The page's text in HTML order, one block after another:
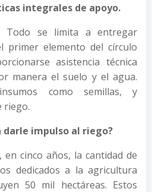
integrales de apoyo.
Todo se limita a entregar
primer elemento del círculo
asistencia técnica
manera el suelo y el agua.
como semillas, y
riego.
darle impulso al riego?
cinco años, la cantidad de
dedicados a la agricultura
50 mil hectáreas. Estos